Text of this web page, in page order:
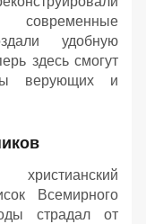
современные
удобную
здесь смогут
верующих и
Всемирного
страдал от